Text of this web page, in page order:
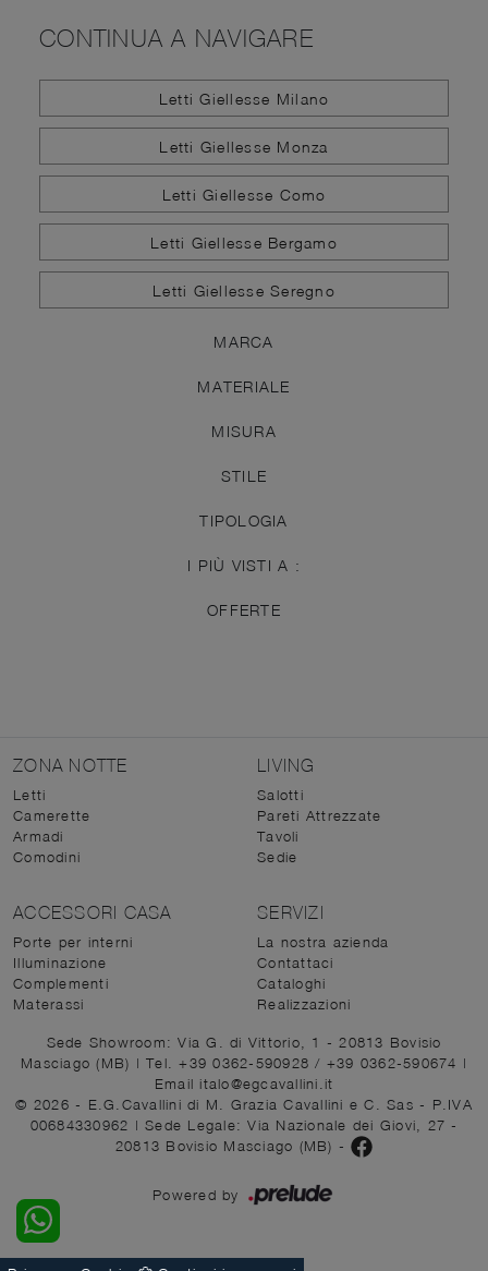
CONTINUA A NAVIGARE
Letti Giellesse Milano
Letti Giellesse Monza
Letti Giellesse Como
Letti Giellesse Bergamo
Letti Giellesse Seregno
MARCA
MATERIALE
MISURA
STILE
TIPOLOGIA
I PIÙ VISTI A :
OFFERTE
ZONA NOTTE
Letti
Camerette
Armadi
Comodini
LIVING
Salotti
Pareti Attrezzate
Tavoli
Sedie
ACCESSORI CASA
Porte per interni
Illuminazione
Complementi
Materassi
SERVIZI
La nostra azienda
Contattaci
Cataloghi
Realizzazioni
Sede Showroom: Via G. di Vittorio, 1 - 20813 Bovisio
Masciago (MB) | Tel. +39 0362-590928/ +39 0362-590674 |
Email italo@egcavallini.it
© 2026 - E.G.Cavallini di M. Grazia Cavallini e C. Sas - P.IVA
00684330962 | Sede Legale: Via Nazionale dei Giovi, 27 -
20813 Bovisio Masciago (MB) -
Powered by